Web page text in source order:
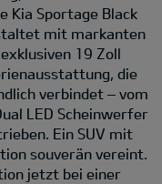
Kia Sportage Black
mit markanten
19 Zoll
die
verbindet – vom
LED Scheinwerfer
Ein SUV mit
souverän vereint.
jetzt bei einer